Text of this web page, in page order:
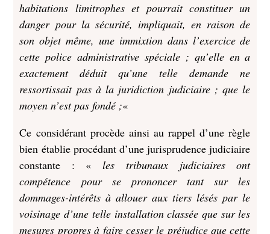
habitations limitrophes et pourrait constituer un
danger pour la sécurité, impliquait, en raison de
son objet même, une immixtion dans l’exercice de
cette police administrative spéciale ; qu’elle en a
exactement déduit qu’une telle demande ne
ressortissait pas à la juridiction judiciaire ; que le
moyen n’est pas fondé ;«
Ce considérant procède ainsi au rappel d’une règle
bien établie procédant d’une jurisprudence judiciaire
constante : «les tribunaux judiciaires ont
compétence pour se prononcer tant sur les
dommages-intérêts à allouer aux tiers lésés par le
voisinage d’une telle installation classée que sur les
mesures propres à faire cesser le préjudice que cette